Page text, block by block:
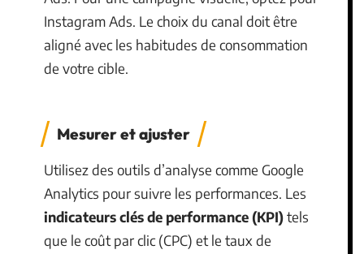
Instagram Ads. Le choix du canal doit être
aligné avec les habitudes de consommation
de votre cible.
Mesurer et ajuster
Utilisez des outils d’analyse comme Google
Analytics pour suivre les performances. Les
indicateurs clés de performance (KPI)tels
que le coût par clic (CPC) et le taux de